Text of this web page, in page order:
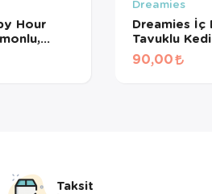
Hour
ve
Kedi
Dreamies
Dreamies İç
Tavuklu
Bisküvisi 60
90,00
Taksit